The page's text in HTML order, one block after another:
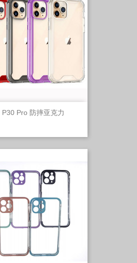
P30 Pro 防摔亚克力